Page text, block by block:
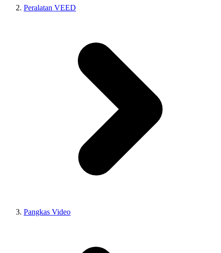
Peralatan VEED
Pangkas Video